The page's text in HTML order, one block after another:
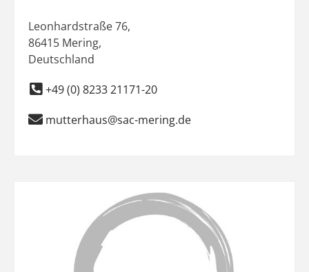
Leonhardstraße 76,
86415 Mering,
Deutschland
+49 (0) 8233 21171-20
mutterhaus@sac-mering.de